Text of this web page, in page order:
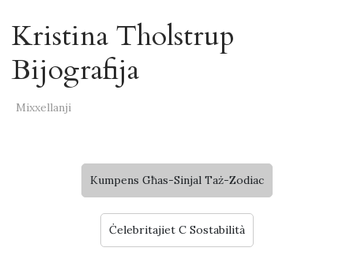
Kristina Tholstrup
Bijografija
Mixxellanji
Kumpens Għas-Sinjal Taż-Zodiac
Ċelebritajiet C Sostabilità